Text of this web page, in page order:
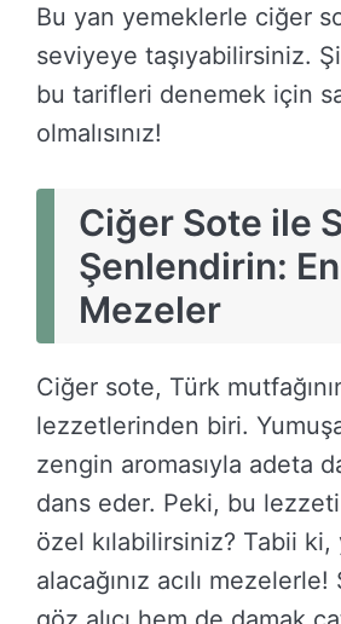
Bu yan yemeklerle ciğer
seviyeye taşıyabilirsiniz.
bu tarifleri denemek için
olmalısınız!
Ciğer Sote ile
Şenlendirin: En
Mezeler
Ciğer sote, Türk
lezzetlerinden biri.
zengin aromasıyla adeta
dans eder. Peki, bu lezzeti
özel kılabilirsiniz? Tabii ki,
alacağınız acılı